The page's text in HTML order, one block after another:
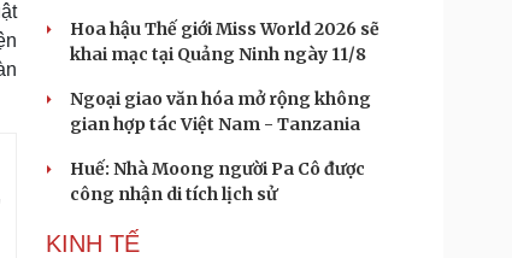
Hoa hậu Thế giới Miss World 2026 sẽ
khai mạc tại Quảng Ninh ngày 11/8
Ngoại giao văn hóa mở rộng không
gian hợp tác Việt Nam - Tanzania
Huế: Nhà Moong người Pa Cô được
công nhận di tích lịch sử
KINH TẾ